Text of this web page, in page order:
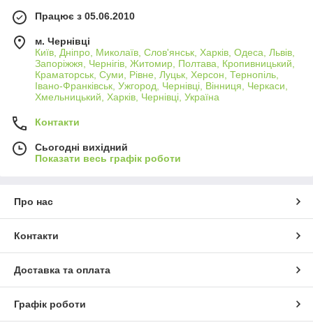
Працює з 05.06.2010
м. Чернівці
Київ, Дніпро, Миколаїв, Слов'янськ, Харків, Одеса, Львів,
Запоріжжя, Чернігів, Житомир, Полтава, Кропивницький,
Краматорськ, Суми, Рівне, Луцьк, Херсон, Тернопіль,
Івано-Франківськ, Ужгород, Чернівці, Вінниця, Черкаси,
Хмельницький, Харків, Чернівці, Україна
Контакти
Сьогодні вихідний
Показати весь графік роботи
Про нас
Контакти
Доставка та оплата
Графік роботи